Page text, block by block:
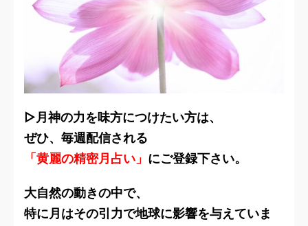
▷月神の力を味方につけたい方は、
ぜひ、毎週配信される
「黄麗の精密月占い」 にご登録下さい。
大自然の動きの中で、
特に月はその引力で地球に影響を与えていま